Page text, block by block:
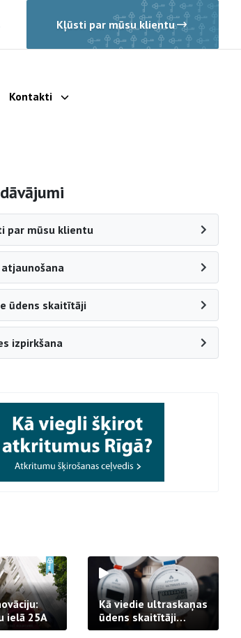
Kļūsti par mūsu klientu
apakšizvēlni
Kontakti Parādīt apakšizvēlni
par mūsu klientu
atjaunošana
ūdens skaitītāji
izpirkšana
ielā 25A
Kā viedie ultraskaņas
ūdens skaitītāji
strādā praksē